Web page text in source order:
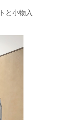
と小物入